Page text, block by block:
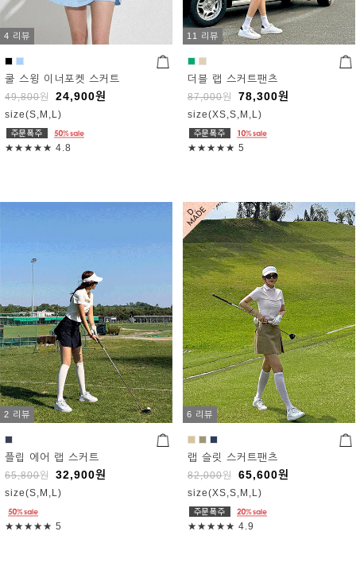
4 리뷰
쿨 스윙 이너포켓 스커트
49,800원 24,900원
size(S,M,L)
★★★★★ 4.8
11 리뷰
더블 랩 스커트팬츠
87,000원 78,300원
size(XS,S,M,L)
★★★★★ 5
2 리뷰
플립 에어 랩 스커트
65,800원 32,900원
size(S,M,L)
★★★★★ 5
6 리뷰
랩 슬릿 스커트팬츠
82,000원 65,600원
size(XS,S,M,L)
★★★★★ 4.9